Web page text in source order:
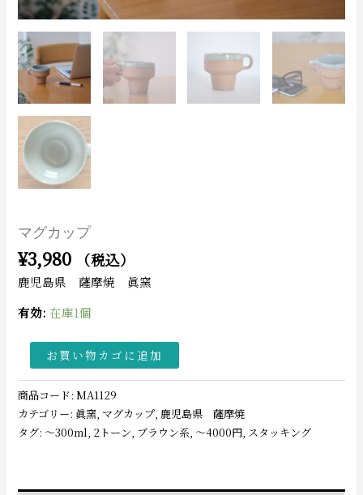
マグカップ
¥3,980 （税込）
鹿児島県 薩摩焼 眞窯
有効: 在庫1個
お買い物カゴに追加
商品コード:MA1129
カテゴリー: 眞窯, マグカップ, 鹿児島県 薩摩焼
タグ:〜300ml, 2トーン, ブラウン系,〜4000円, スタッキング